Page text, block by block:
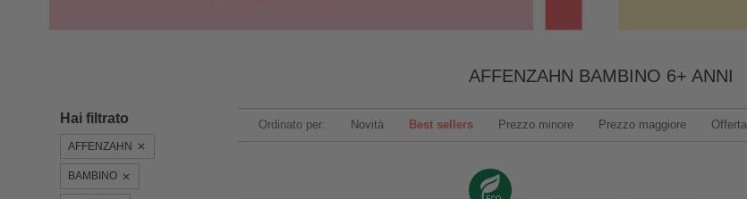
AFFENZAHN BAMBINO 6+ ANNI
Hai filtrato
AFFENZAHN
BAMBINO
Ordinato per: Novità Best sellers Prezzo minore Prezzo maggiore Offerta